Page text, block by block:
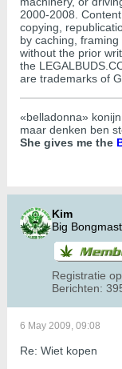
2000-2008.
copying,
by caching,
without the prior
the
are trademarks of
«belladonna»
maar denken ben
She gives me the
Kim
Big
Registratie
Berichten:
6 May 2009, 09:08
Re: Wiet kopen